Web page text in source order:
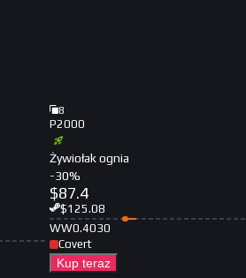
8
P2000
Żywiołak ognia
-30%
$87.4
$125.08
WW0.4030
Covert
Kup teraz